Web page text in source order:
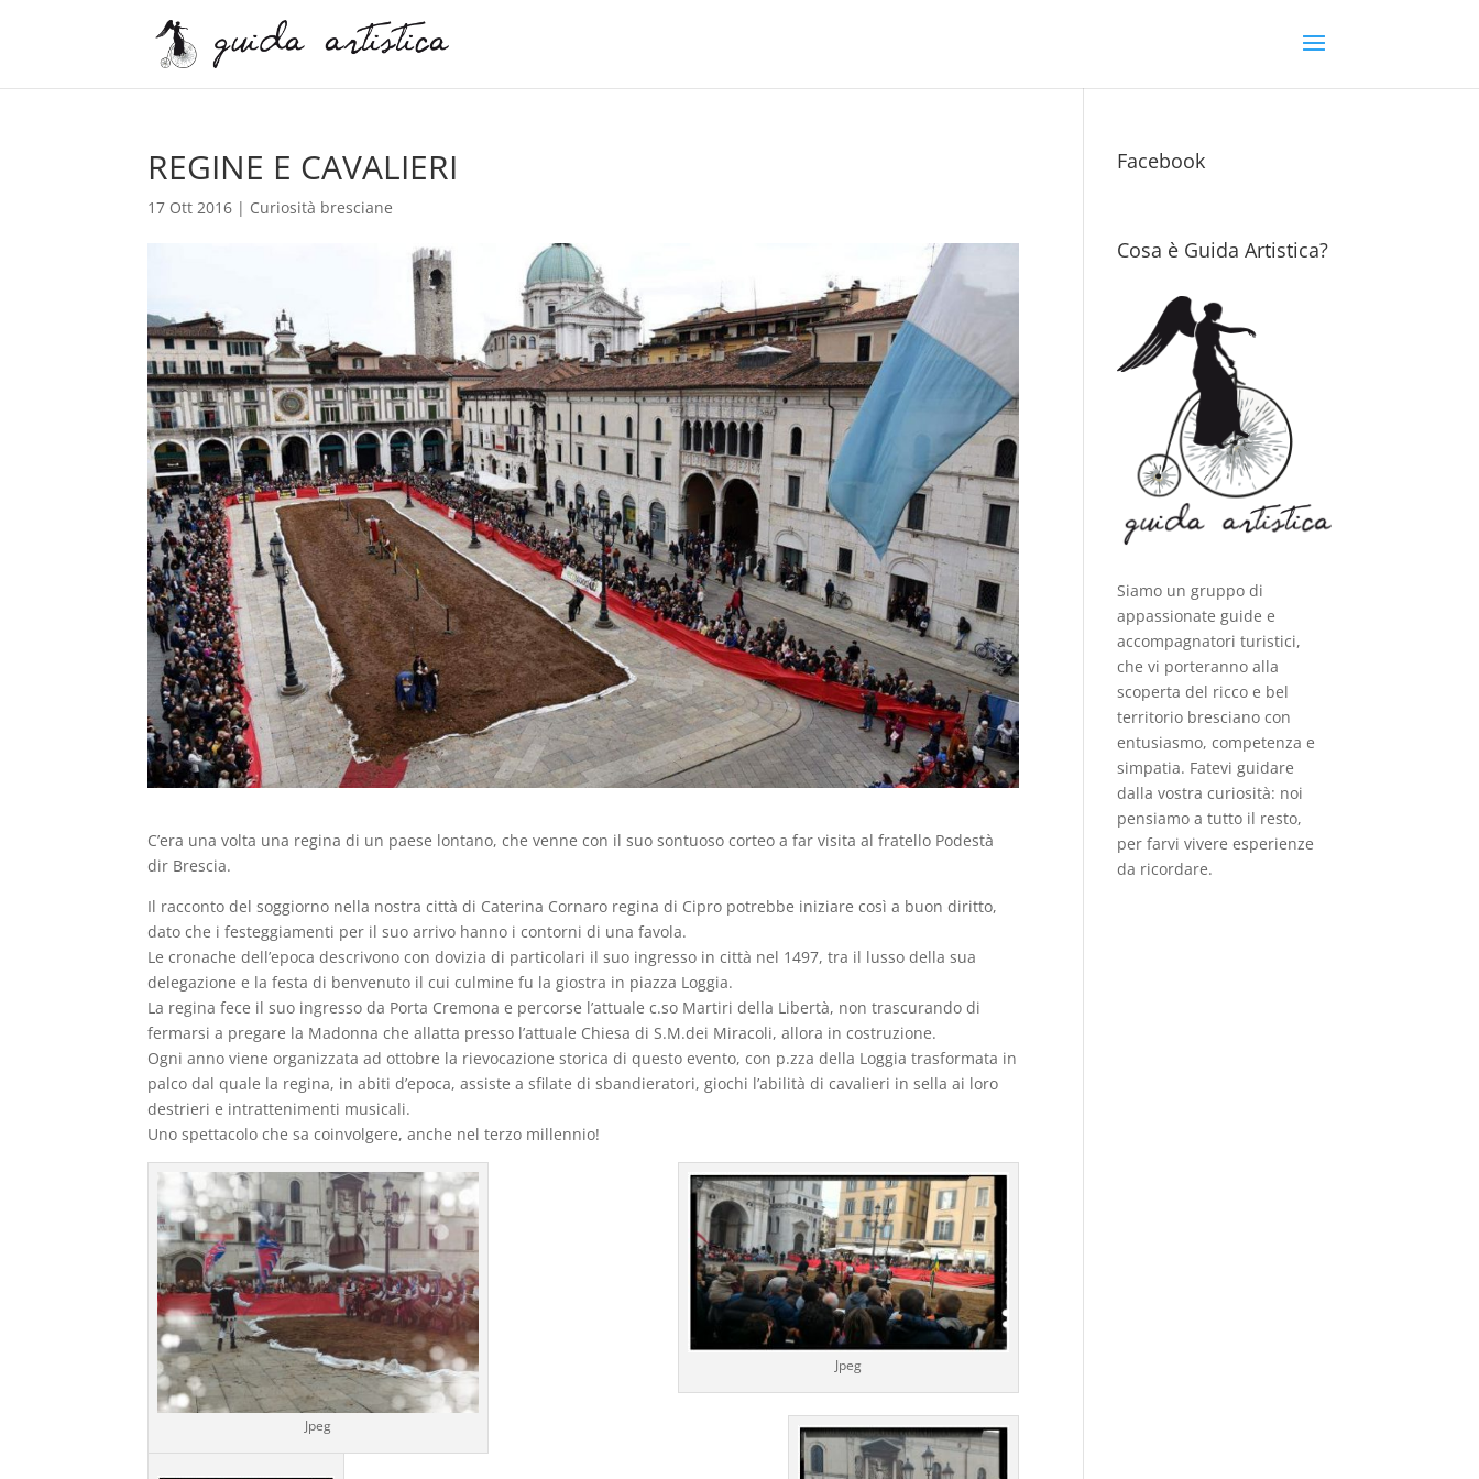
REGINE E CAVALIERI
17 Ott 2016 | Curiosità bresciane
C’era una volta una regina di un paese lontano, che venne con il suo sontuoso corteo a far visita al fratello Podestà
dir Brescia.
Il racconto del soggiorno nella nostra città di Caterina Cornaro regina di Cipro potrebbe iniziare così a buon diritto,
dato che i festeggiamenti per il suo arrivo hanno i contorni di una favola.
Le cronache dell’epoca descrivono con dovizia di particolari il suo ingresso in città nel 1497, tra il lusso della sua
delegazione e la festa di benvenuto il cui culmine fu la giostra in piazza Loggia.
La regina fece il suo ingresso da Porta Cremona e percorse l’attuale c.so Martiri della Libertà, non trascurando di
fermarsi a pregare la Madonna che allatta presso l’attuale Chiesa di S.M.dei Miracoli, allora in costruzione.
Ogni anno viene organizzata ad ottobre la rievocazione storica di questo evento, con p.zza della Loggia trasformata in
palco dal quale la regina, in abiti d’epoca, assiste a sfilate di sbandieratori, giochi l’abilità di cavalieri in sella ai loro
destrieri e intrattenimenti musicali.
Uno spettacolo che sa coinvolgere, anche nel terzo millennio!
Jpeg
Jpeg
Facebook
Cosa è Guida Artistica?
Siamo un gruppo di
appassionate guide e
accompagnatori turistici,
che vi porteranno alla
scoperta del ricco e bel
territorio bresciano con
entusiasmo, competenza e
simpatia. Fatevi guidare
dalla vostra curiosità: noi
pensiamo a tutto il resto,
per farvi vivere esperienze
da ricordare.